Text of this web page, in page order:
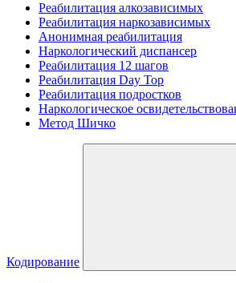
Реабилитация алкозависимых
Реабилитация наркозависимых
Анонимная реабилитация
Наркологический диспансер
Реабилитация 12 шагов
Реабилитация Day Top
Реабилитация подростков
Наркологическое
Метод Шичко
Кодирование